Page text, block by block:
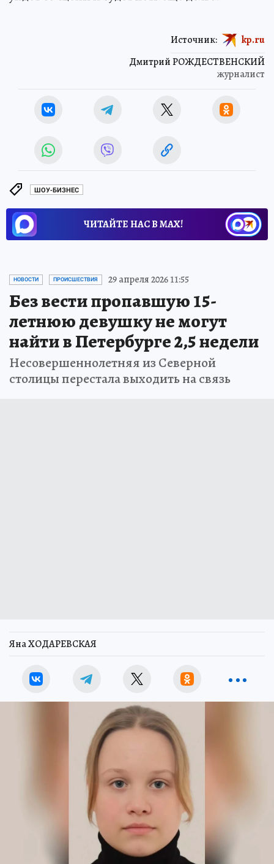
Дмитрий РОЖДЕСТВЕНСКИЙ
журналист
Источник: kp.ru
ШОУ-БИЗНЕС
ЧИТАЙТЕ НАС В МАХ!
НОВОСТИ ПРОИСШЕСТВИЯ 29 апреля 2026 11:55
Без вести пропавшую 15-
летнюю девушку не могут
найти в Петербурге 2,5 недели
Несовершеннолетняя из Северной
столицы перестала выходить на связь
Яна ХОДАРЕВСКАЯ